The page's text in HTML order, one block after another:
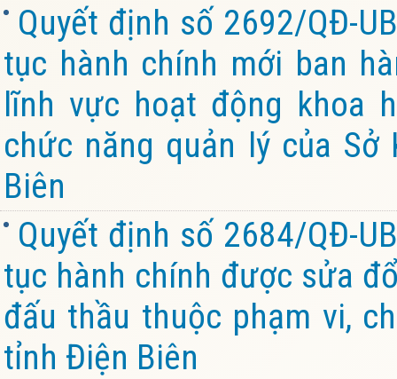
Quyết định số 2692/QĐ-
tục hành chính mới ban
lĩnh vực hoạt động khoa
chức năng quản lý của
Biên
Quyết định số 2684/QĐ-
tục hành chính được sửa
đấu thầu thuộc phạm vi,
tỉnh Điện Biên